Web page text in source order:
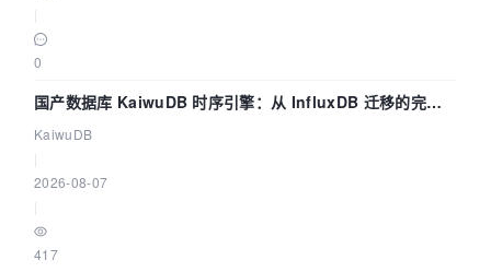
0
国产数据库 KaiwuDB 时序引擎：从 InfluxDB 迁移的完整
技术路径
KaiwuDB
2026-08-07
417